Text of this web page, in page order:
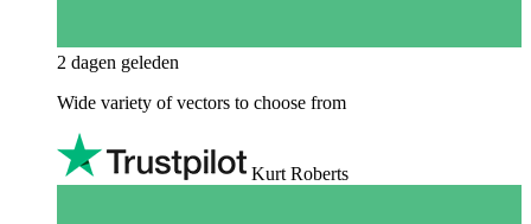
2 dagen geleden
Wide variety of vectors to choose from
Kurt Roberts